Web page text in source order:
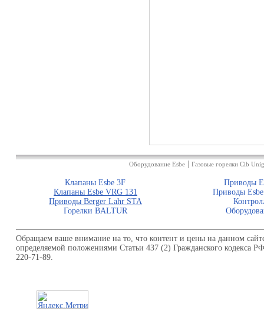
Оборудование Esbe Газовые горелки Cib
Клапаны Esbe 3F
Приводы
Клапаны Esbe VRG 131
Приводы
Приводы Berger Lahr STA
Горелки BALTUR
Обращаем ваше внимание на то, что контент и цены на данном
определяемой положениями Статьи 437 (2) Гражданского кодекса
220-71-89.